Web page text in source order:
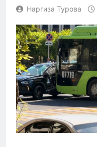
Наргиза Турова